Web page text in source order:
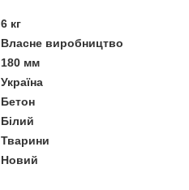
6 кг
Власне виробництво
180 мм
Україна
Бетон
Білий
Тварини
Новий